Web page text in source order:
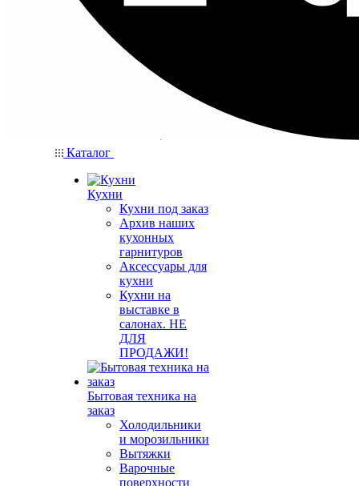
Каталог
Кухни
Кухни под заказ
Архив наших
кухонных
гарнитуров
Аксессуары для
кухни
Кухни на
выставке в
салонах. НЕ
ДЛЯ
ПРОДАЖИ!
Бытовая техника на
заказ
Холодильники
и морозильники
Вытяжки
Варочные
поверхности